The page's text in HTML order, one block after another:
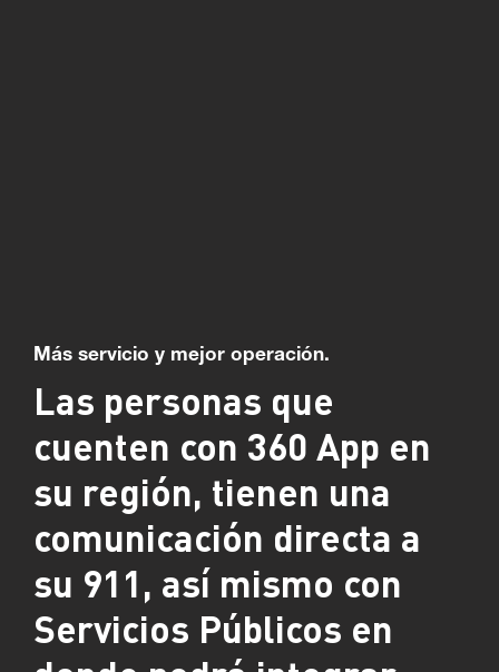
Más servicio y mejor operación.
Las personas que
cuenten con 360 App en
su región, tienen una
comunicación directa a
su 911, así mismo con
Servicios Públicos en